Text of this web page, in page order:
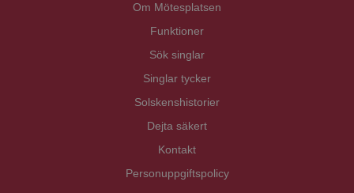
Om Mötesplatsen
Funktioner
Sök singlar
Singlar tycker
Solskenshistorier
Dejta säkert
Kontakt
Personuppgiftspolicy